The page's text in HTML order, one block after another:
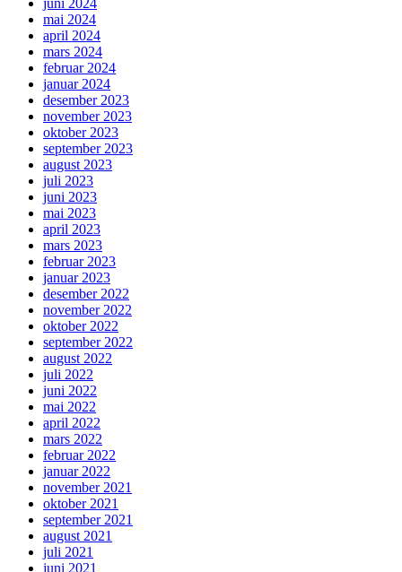
juni 2024
mai 2024
april 2024
mars 2024
februar 2024
januar 2024
desember 2023
november 2023
oktober 2023
september 2023
august 2023
juli 2023
juni 2023
mai 2023
april 2023
mars 2023
februar 2023
januar 2023
desember 2022
november 2022
oktober 2022
september 2022
august 2022
juli 2022
juni 2022
mai 2022
april 2022
mars 2022
februar 2022
januar 2022
november 2021
oktober 2021
september 2021
august 2021
juli 2021
juni 2021